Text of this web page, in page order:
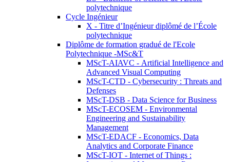
polytechnique
Cycle Ingénieur
X - Titre d’Ingénieur diplômé de l’École
polytechnique
Diplôme de formation gradué de l'Ecole
Polytechnique -MSc&T
MScT-AIAVC - Artificial Intelligence and
Advanced Visual Computing
MScT-CTD - Cybersecurity : Threats and
Defenses
MScT-DSB - Data Science for Business
MScT-ECOSEM - Environmental
Engineering and Sustainability
Management
MScT-EDACF - Economics, Data
Analytics and Corporate Finance
MScT-IOT - Internet of Things :